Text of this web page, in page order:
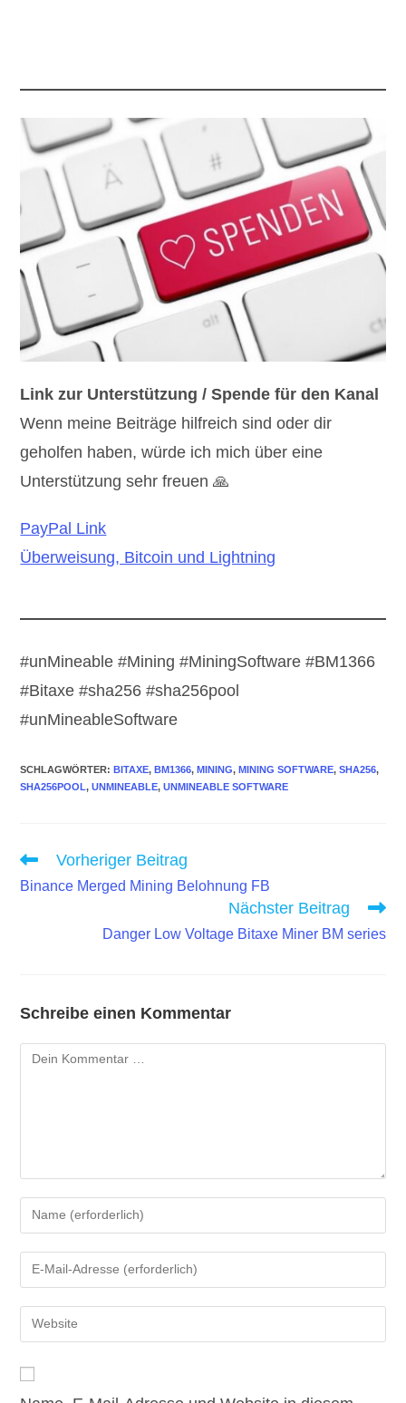
Link zur Unterstützung / Spende für den Kanal
Wenn meine Beiträge hilfreich sind oder dir
geholfen haben, würde ich mich über eine
Unterstützung sehr freuen 🙏
PayPal Link
Überweisung, Bitcoin und Lightning
#unMineable #Mining #MiningSoftware #BM1366
#Bitaxe #sha256 #sha256pool
#unMineableSoftware
SCHLAGWÖRTER:BITAXE, BM1366, MINING, MINING SOFTWARE, SHA256,
SHA256POOL, UNMINEABLE, UNMINEABLE SOFTWARE
Weitere
ansehen
Vorheriger Beitrag
Binance Merged Mining Belohnung FB
Nächster Beitrag
Danger Low Voltage Bitaxe Miner BM series
Schreibe einen Kommentar
Kommentar
Gib
deinen
Namen
oder
zum
Kommentieren
ein
Gib
deine
E-
Mail-
Kommentieren
Gib
deine
URL